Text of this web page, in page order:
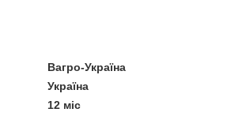
Вагро-Україна
Україна
12 міс